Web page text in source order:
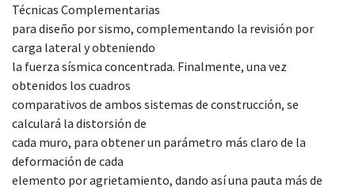
Técnicas Complementarias
para diseño por sismo, complementando la revisión por
carga lateral y obteniendo
la fuerza sísmica concentrada. Finalmente, una vez
obtenidos los cuadros
comparativos de ambos sistemas de construcción, se
calculará la distorsión de
cada muro, para obtener un parámetro más claro de la
deformación de cada
elemento por agrietamiento, dando así una pauta más de